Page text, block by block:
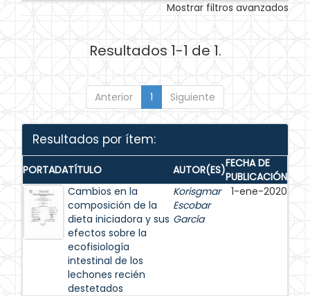
Mostrar filtros avanzados
Resultados 1-1 de 1.
Anterior 1 Siguiente
Resultados por ítem:
PORTADATÍTULO AUTOR(ES)FECHA DE
PUBLICACIÓN
Cambios en la
composición de la
dieta iniciadora y sus
efectos sobre la
ecofisiología
intestinal de los
lechones recién
destetados
Korisgmar
Escobar
García
1-ene-2020